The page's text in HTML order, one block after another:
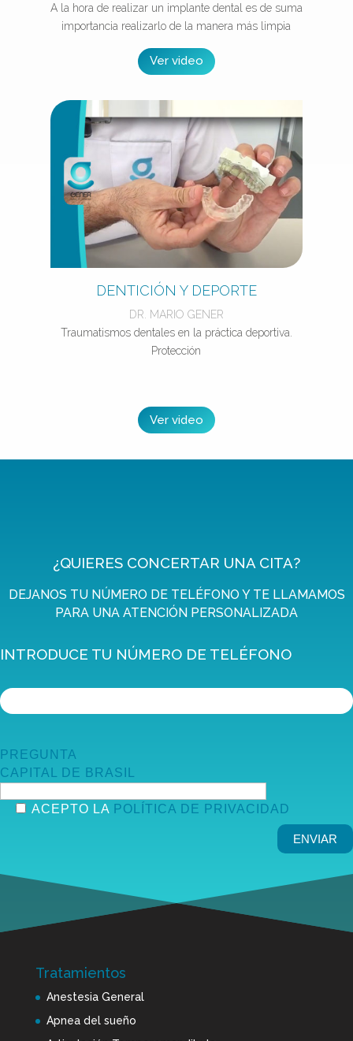
A la hora de realizar un implante dental es de suma
importancia realizarlo de la manera más limpia
Ver video
DENTICIÓN Y DEPORTE
DR. MARIO GENER
Traumatismos dentales en la práctica deportiva.
Protección
Ver video
¿QUIERES CONCERTAR UNA CITA?
DEJANOS TU NÚMERO DE TELÉFONO Y TE LLAMAMOS
PARA UNA ATENCIÓN PERSONALIZADA
INTRODUCE TU NÚMERO DE TELÉFONO
PREGUNTA
CAPITAL DE BRASIL
ACEPTO LA POLÍTICA DE PRIVACIDAD
Tratamientos
Anestesia General
Apnea del sueño